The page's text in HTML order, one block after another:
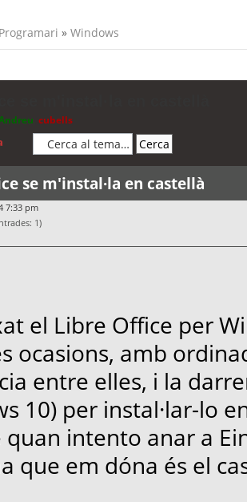
Programari » Windows
cubells
se m'instal·la en castellà
7:33 pm
1)
el Libre Office per
ocasions, amb
entre elles, i la
10) per instal·lar-lo
quan intento anar a
que em dóna és el